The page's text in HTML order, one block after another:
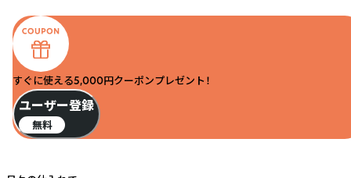
すぐに使える5,000円クーポンプレゼント！
ユーザー登録
無料